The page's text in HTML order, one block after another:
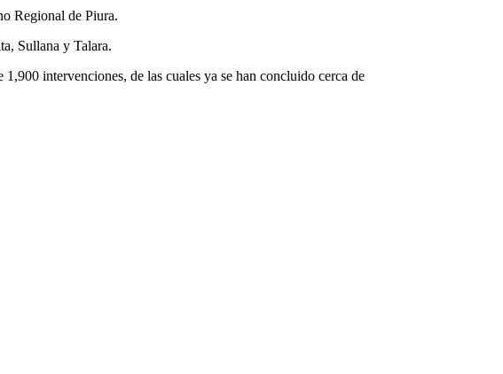
Regional de Piura.
Sullana y Talara.
intervenciones, de las cuales ya se han concluido cerca de